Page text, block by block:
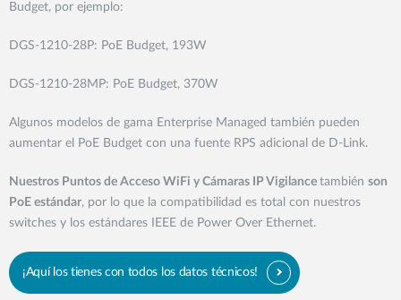
Budget, por ejemplo:
DGS-1210-28P: PoE Budget, 193W
DGS-1210-28MP: PoE Budget, 370W
Algunos modelos de gama Enterprise Managed también pueden
aumentar el PoE Budget con una fuente RPS adicional de D-Link.
Nuestros Puntos de Acceso WiFi y Cámaras IP Vigilance también son
PoE estándar, por lo que la compatibilidad es total con nuestros
switches y los estándares IEEE de Power Over Ethernet.
¡Aquí los tienes con todos los datos técnicos!